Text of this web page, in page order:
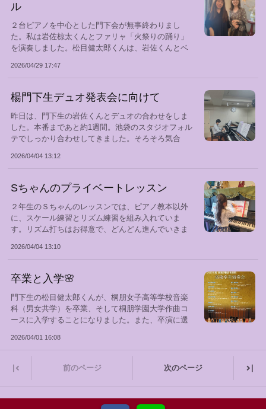
ル
２台ピアノを中心とした門下会が無事終わりまし
た。私は岩佐椋太くんとファリャ「火祭りの踊り」
を演奏しました。松目健太郎くんは、岩佐くんとベ
2026/04/29 17:47
楊門下生デュオ発表会に向けて
昨日は、門下生の岩佐くんとデュオの合わせをしま
した。本番まであと約1週間。池袋のスタジオフォル
テでしっかり合わせしてきました。そろそろ気合
2026/04/04 13:12
Sちゃんのプライベートレッスン
２年生のＳちゃんのレッスンでは、ピアノ教本以外
に、スケール練習とリズム練習を組み入れていま
す。リズム打ちはお得意で、どんどん進んでいきま
2026/04/04 13:10
卒業と入学🌸
門下生の松目健太郎くんが、桐朋女子高等学校音楽
科（男女共学）を卒業、そして桐朋学園大学作曲コ
ースに入学することになりました。また、卒演に選
2026/04/01 16:08
| 前のページ 次のページ |